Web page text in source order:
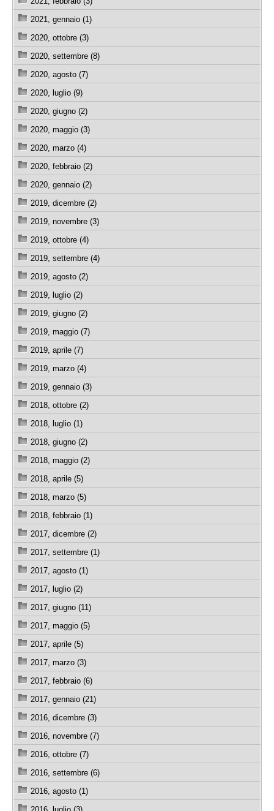
2021, gennaio (1)
2020, ottobre (3)
2020, settembre (8)
2020, agosto (7)
2020, luglio (9)
2020, giugno (2)
2020, maggio (3)
2020, marzo (4)
2020, febbraio (2)
2020, gennaio (2)
2019, dicembre (2)
2019, novembre (3)
2019, ottobre (4)
2019, settembre (4)
2019, agosto (2)
2019, luglio (2)
2019, giugno (2)
2019, maggio (7)
2019, aprile (7)
2019, marzo (4)
2019, gennaio (3)
2018, ottobre (2)
2018, luglio (1)
2018, giugno (2)
2018, maggio (2)
2018, aprile (5)
2018, marzo (5)
2018, febbraio (1)
2017, dicembre (2)
2017, settembre (1)
2017, agosto (1)
2017, luglio (2)
2017, giugno (11)
2017, maggio (5)
2017, aprile (5)
2017, marzo (3)
2017, febbraio (6)
2017, gennaio (21)
2016, dicembre (3)
2016, novembre (7)
2016, ottobre (7)
2016, settembre (6)
2016, agosto (1)